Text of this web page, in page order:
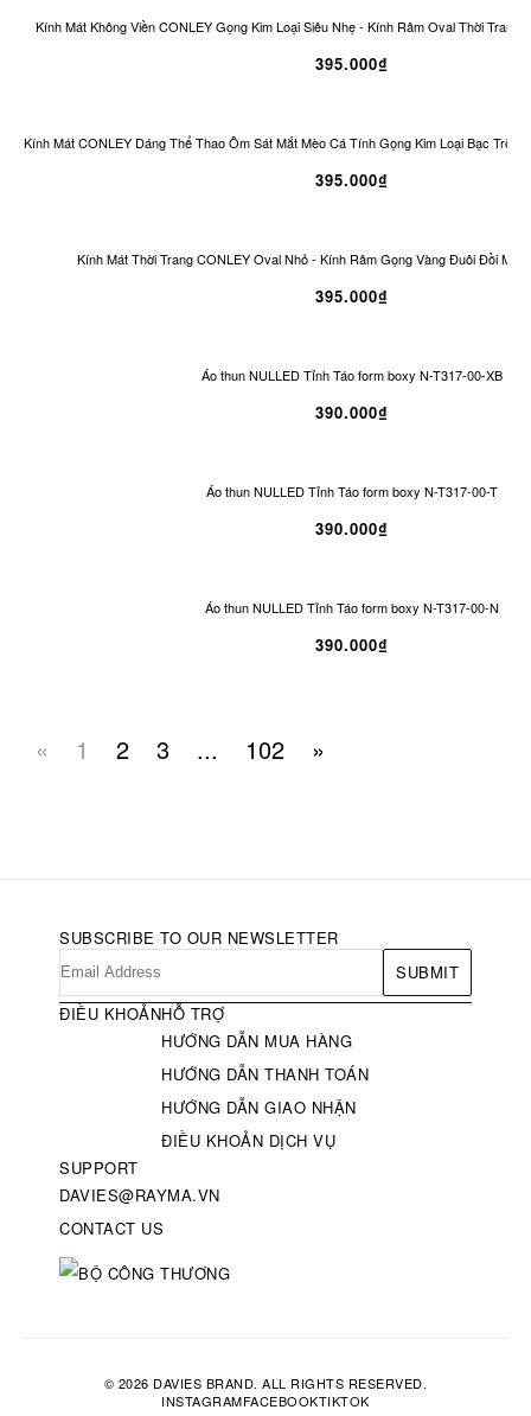
Kính Mát Không Viền CONLEY Gọng Kim Loại Siêu Nhẹ - Kính Râm Oval Thời Trang
395.000₫
Kính Mát CONLEY Dáng Thể Thao Ôm Sát Mắt Mèo Cá Tính Gọng Kim Loại Bạc
395.000₫
Kính Mát Thời Trang CONLEY Oval Nhỏ - Kính Râm Gọng Vàng Đuôi Đồi Mồi
395.000₫
Áo thun NULLED Tỉnh Táo form boxy N-T317-00-XB
390.000₫
Áo thun NULLED Tỉnh Táo form boxy N-T317-00-T
390.000₫
Áo thun NULLED Tỉnh Táo form boxy N-T317-00-N
390.000₫
« 1 2 3 ... 102 »
SUBSCRIBE TO OUR NEWSLETTER
SUBMIT
ĐIỀU KHOẢNHỖ TRỢ
HƯỚNG DẪN MUA HÀNG
HƯỚNG DẪN THANH TOÁN
HƯỚNG DẪN GIAO NHẬN
ĐIỀU KHOẢN DỊCH VỤ
SUPPORT
DAVIES@RAYMA.VN
CONTACT US
© 2026 DAVIES BRAND. ALL RIGHTS RESERVED.
INSTAGRAMFACEBOOKTIKTOK